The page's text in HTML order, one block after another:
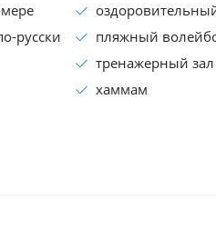
русски
пляжный
тренажерный зал
хаммам